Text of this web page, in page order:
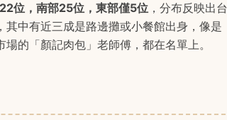
位，南部25位，東部僅5位 ，分布反映出台
中有近三成是路邊攤或小餐館出身，像是
的「顏記肉包」老師傅，都在名單上。